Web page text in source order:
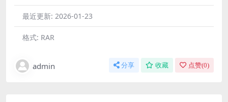
最近更新: 2026-01-23
格式: RAR
admin 分享 收藏 点赞(0)